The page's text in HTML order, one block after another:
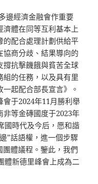
邊經濟金融會作重要
體在同等互利基本上
的配合處理計劃供給平
協商分歧、結果導向的
撐抗擊饑餓與貧苦全球
組的任務，以及具有里
起配合部長宣言》。
于2024年11月勝利舉
等金磚國度于2023年
國時代及今后，愿和諧
”話語權，進一個步驟
體議程。鑒此，我們
體新德里峰會上成為二